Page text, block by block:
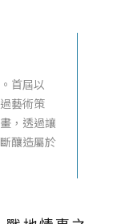
首屆以
藝術策
，透過讓
釀造屬於